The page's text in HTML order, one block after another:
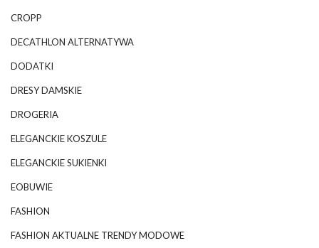
CROPP
DECATHLON ALTERNATYWA
DODATKI
DRESY DAMSKIE
DROGERIA
ELEGANCKIE KOSZULE
ELEGANCKIE SUKIENKI
EOBUWIE
FASHION
FASHION AKTUALNE TRENDY MODOWE